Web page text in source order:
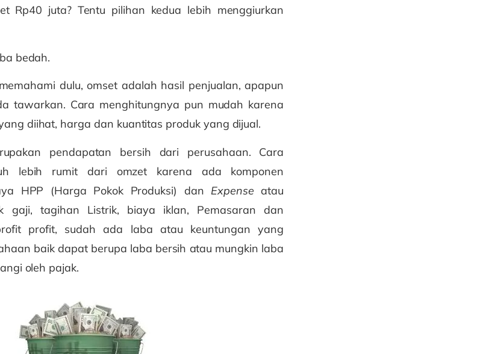
Rp40 juta? Tentu pilihan kedua lebih menggiurkan
bedah.
dulu, omset adalah hasil penjualan, apapun
tawarkan. Cara menghitungnya pun mudah karena
diihat, harga dan kuantitas produk yang dijual.
pendapatan bersih dari perusahaan. Cara
lebih rumit dari omzet karena ada komponen
HPP (Harga Pokok Produksi) dan Expense atau
gaji, tagihan Listrik, biaya iklan, Pemasaran dan
profit, sudah ada laba atau keuntungan yang
baik dapat berupa laba bersih atau mungkin laba
oleh pajak.